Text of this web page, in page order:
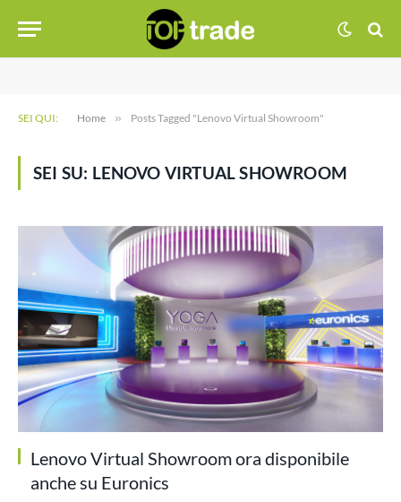
SEI QUI: Home » Posts Tagged "Lenovo Virtual Showroom"
SEI SU: LENOVO VIRTUAL SHOWROOM
Lenovo Virtual Showroom ora disponibile
anche su Euronics